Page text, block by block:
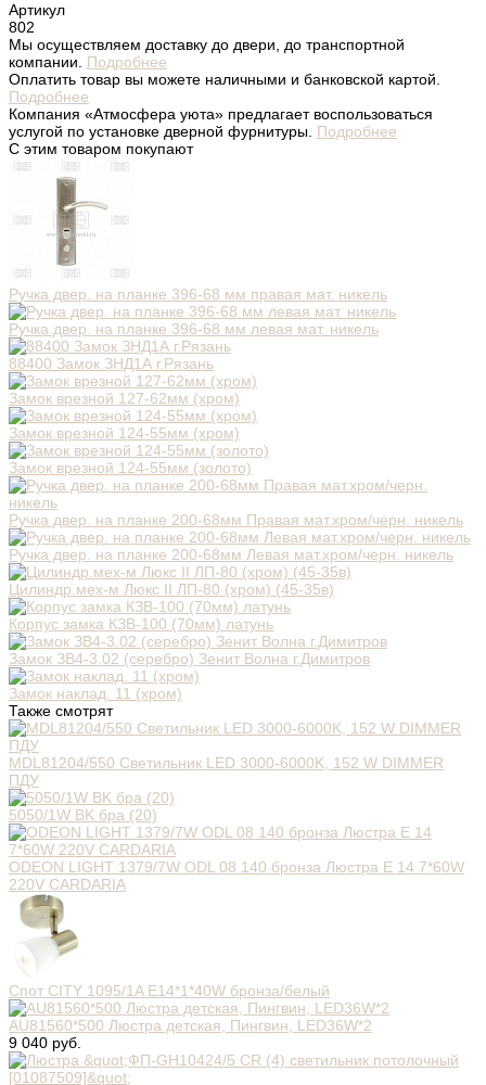
Артикул
802
Мы осуществляем доставку до двери, до транспортной
компании. Подробнее
Оплатить товар вы можете наличными и банковской картой.
Подробнее
Компания «Атмосфера уюта» предлагает воспользоваться
услугой по установке дверной фурнитуры. Подробнее
С этим товаром покупают
Ручка двер. на планке 396-68 мм правая мат. никель
Ручка двер. на планке 396-68 мм левая мат. никель
88400 Замок ЗНД1А г.Рязань
Замок врезной 127-62мм (хром)
Замок врезной 124-55мм (хром)
Замок врезной 124-55мм (золото)
Ручка двер. на планке 200-68мм Правая мат.хром/черн. никель
Ручка двер. на планке 200-68мм Левая мат.хром/черн. никель
Цилиндр.мех-м Люкс II ЛП-80 (хром) (45-35в)
Корпус замка КЗВ-100 (70мм) латунь
Замок ЗВ4-3.02 (серебро) Зенит Волна г.Димитров
Замок наклад. 11 (хром)
Также смотрят
MDL81204/550 Светильник LED 3000-6000K, 152 W DIMMER
ПДУ
5050/1W BK бра (20)
ODEON LIGHT 1379/7W ODL 08 140 бронза Люстра Е 14 7*60W
220V CARDARIA
Спот CITY 1095/1A E14*1*40W бронза/белый
AU81560*500 Люстра детская, Пингвин, LED36W*2
9 040 руб.